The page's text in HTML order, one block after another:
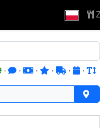
· · · · · ·